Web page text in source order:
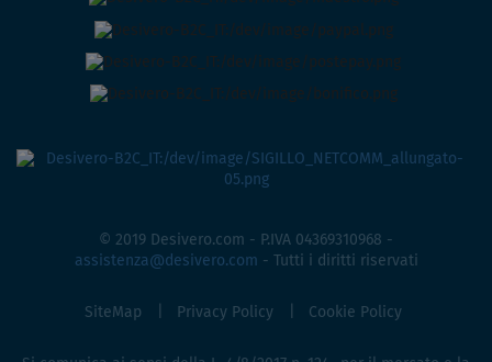
© 2019 Desivero.com - P.IVA 04369310968 -
assistenza@desivero.com - Tutti i diritti riservati
SiteMap Privacy Policy Cookie Policy